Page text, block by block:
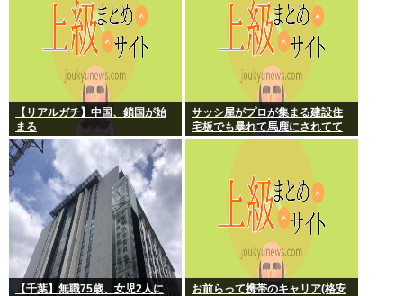
【リアルガチ】中国、鎖国が始
まる
サッシ屋がプロが集まる建設住
宅板でも暴れて馬鹿にされてて
ワロタw
【千葉】無職75歳、女児2人に
お前らって携帯のキャリア(格安